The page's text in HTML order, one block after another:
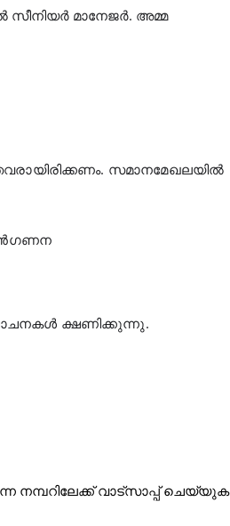
സീനിയർ മാനേജർ. അമ്മ
സമാനമേഖലയിൽ
ക്ഷണിക്കുന്നു.
നമ്പറിലേക്ക് വാട്‌സാപ്പ് ചെയ്യുക